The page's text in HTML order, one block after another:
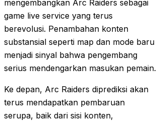
mengembangkan Arc Raiders sebagai
game live service yang terus
berevolusi. Penambahan konten
substansial seperti map dan mode baru
menjadi sinyal bahwa pengembang
serius mendengarkan masukan pemain.
Ke depan, Arc Raiders diprediksi akan
terus mendapatkan pembaruan
serupa, baik dari sisi konten,